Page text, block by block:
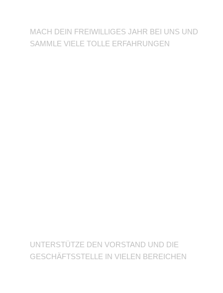
MACH DEIN FREIWILLIGES JAHR BEI UNS UND
SAMMLE VIELE TOLLE ERFAHRUNGEN
UNTERSTÜTZE DEN VORSTAND UND DIE
GESCHÄFTSSTELLE IN VIELEN BEREICHEN